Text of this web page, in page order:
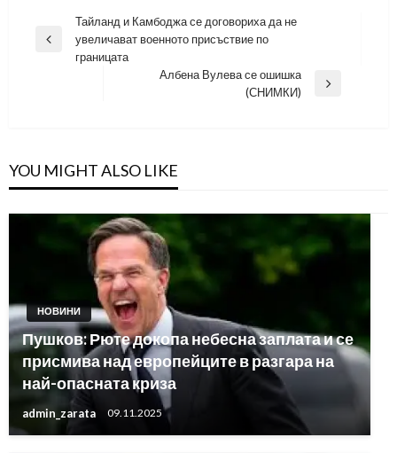
Навигация
Previous
Тайланд и Камбоджа се договориха да не
увеличават военното присъствие по
границата
Албена Вулева се ошишка
(СНИМКИ)
YOU MIGHT ALSO LIKE
НОВИНИ
Пушков: Рюте докопа небесна заплата и се
присмива над европейците в разгара на
най-опасната криза
admin_zarata 09.11.2025